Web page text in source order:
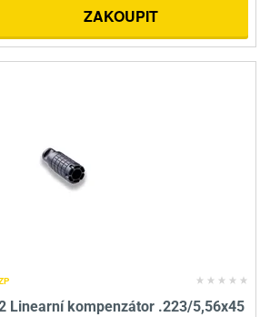
ZAKOUPIT
Linearní kompenzátor .223/5,56x45